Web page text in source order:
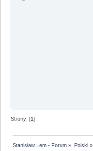
Strony: [1]
Stanisław Lem - Forum » Polski»